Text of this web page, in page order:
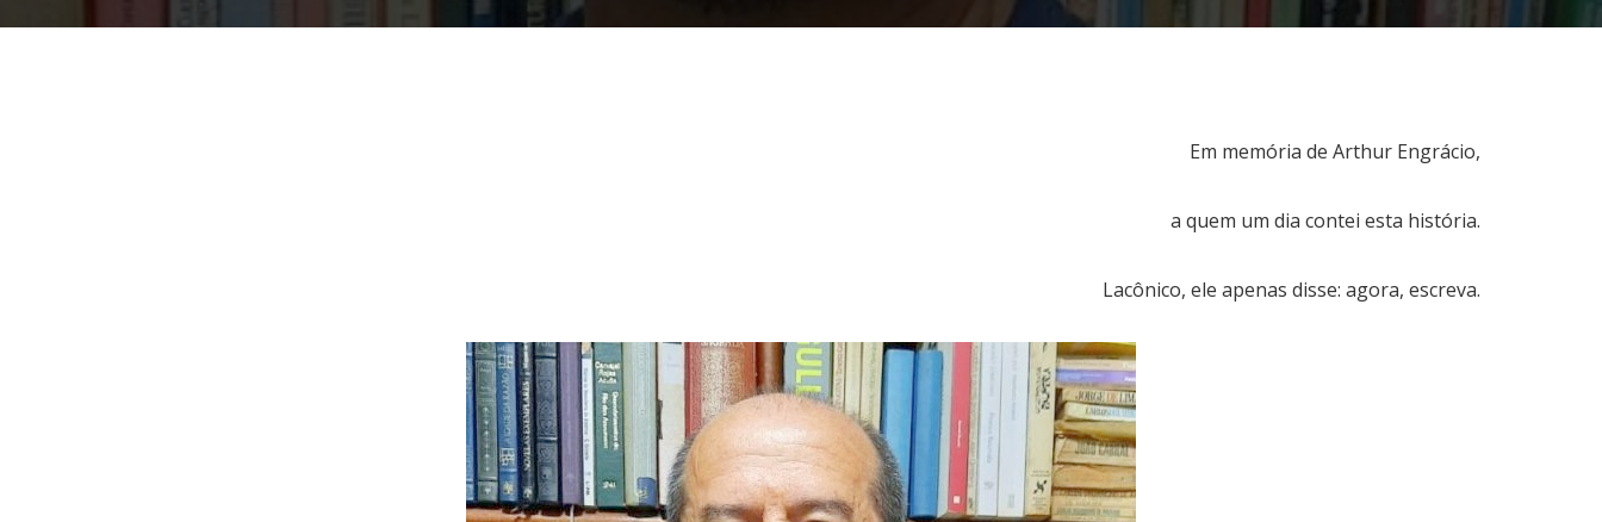
Em memória de Arthur Engrácio,
a quem um dia contei esta história.
Lacônico, ele apenas disse: agora, escreva.